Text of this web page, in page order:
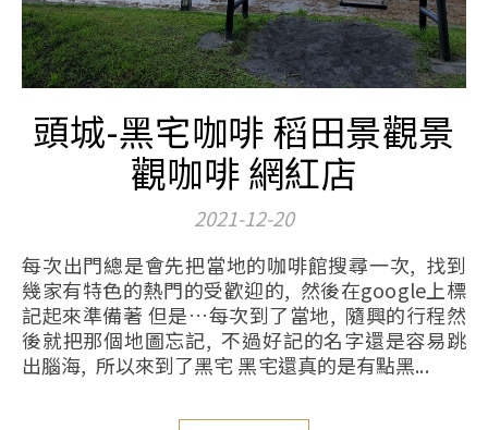
頭城-黑宅咖啡 稻田景觀景
觀咖啡 網紅店
2021-12-20
每次出門總是會先把當地的咖啡館搜尋一次, 找到
幾家有特色的熱門的受歡迎的, 然後在google上標
記起來準備著 但是…每次到了當地, 隨興的行程然
後就把那個地圖忘記, 不過好記的名字還是容易跳
出腦海, 所以來到了黑宅 黑宅還真的是有點黑...